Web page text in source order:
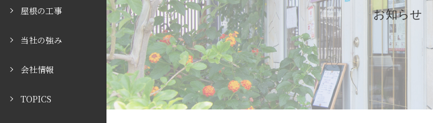
屋根の工事
当社の強み
会社情報
TOPICS
お知らせ